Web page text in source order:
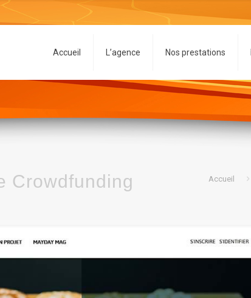
Accueil L’agence Nos prestations
Crowdfunding Accueil